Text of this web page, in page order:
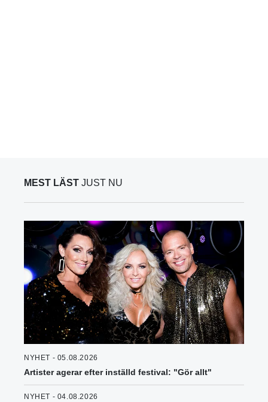
MEST LÄST JUST NU
NYHET - 05.08.2026
Artister agerar efter inställd festival: "Gör allt"
NYHET - 04.08.2026